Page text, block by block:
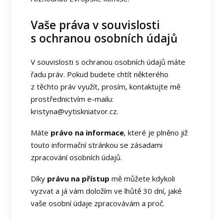
Vaše práva v souvislosti
s ochranou osobních údajů
V souvislosti s ochranou osobních údajů máte
řadu práv. Pokud budete chtít některého
z těchto práv využít, prosím, kontaktujte mě
prostřednictvím e-mailu:
kristyna@vytiskniatvor.cz.
Máte právo na informace, které je plněno již
touto informační stránkou se zásadami
zpracování osobních údajů.
Díky právu na přístup mě můžete kdykoli
vyzvat a já vám doložím ve lhůtě 30 dní, jaké
vaše osobní údaje zpracovávám a proč.